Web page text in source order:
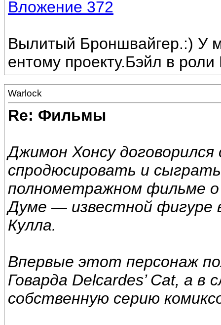
Вложение 372
Вылитый Броншвайгер.:) У
ентому проекту.Бэйл в
Warlock
Re: Фильмы
Джимон Хонсу договорился
спродюсировать и
полнометражном фильме
Думе — известной фигуре
Кулла.
Впервые этот персонаж
Говарда Delcardes’ Cat, а
собственную серию